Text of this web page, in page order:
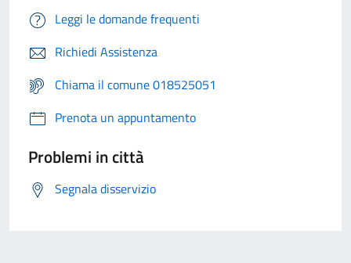
Leggi le domande frequenti
Richiedi Assistenza
Chiama il comune 018525051
Prenota un appuntamento
Problemi in città
Segnala disservizio